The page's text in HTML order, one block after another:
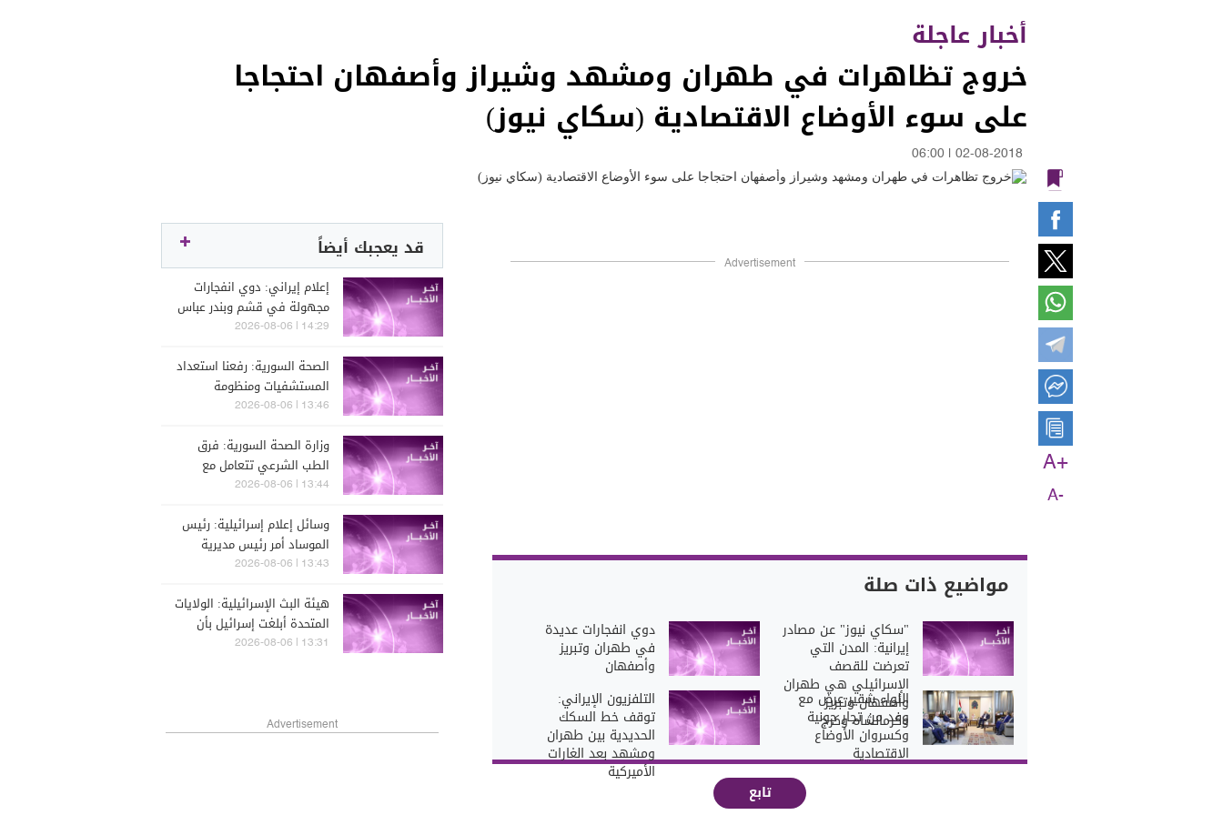
أخبار عاجلة
خروج تظاهرات في طهران ومشهد وشيراز وأصفهان احتجاجا
على سوء الأوضاع الاقتصادية (سكاي نيوز)
02-08-2018
06:00
A+
A-
Advertisement
مواضيع ذات صلة
"سكاي نيوز" عن مصادر
إيرانية: المدن التي
تعرضت للقصف
الإسرائيلي هي طهران
وأصفهان وتبريز
وكرمانشاه وكرج
دوي انفجارات عديدة
في طهران وتبريز
وأصفهان
اللواء شقير عرض مع
وفد من تجار جونية
وكسروان الأوضاع
الاقتصادية
التلفزيون الإيراني:
توقف خط السكك
الحديدية بين طهران
ومشهد بعد الغارات
الأميركية
تابع
قد يعجبك أيضاً
إعلام إيراني: دوي انفجارات
مجهولة في قشم وبندر عباس
14:29 | 2026-08-06
الصحة السورية: رفعنا استعداد
المستشفيات ومنظومة
الإسعاف السريع لنقل
وعلاجهم
13:46 | 2026-08-06
وزارة الصحة السورية: فرق
الطب الشرعي تتعامل مع
أشلاء بشرية و7 مصابين جراء
دمشق
13:44 | 2026-08-06
وسائل إعلام إسرائيلية: رئيس
الموساد أمر رئيس مديرية
المخابرات ورئيس قسم إيران
الإطاحة بالنظام الإيراني
13:43 | 2026-08-06
هيئة البث الإسرائيلية: الولايات
المتحدة أبلغت إسرائيل بأن
حزب الله لم يرتكب أي خرق
13:31 | 2026-08-06
Advertisement